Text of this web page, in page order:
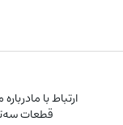
ارتباط با مادرباره
قطعات